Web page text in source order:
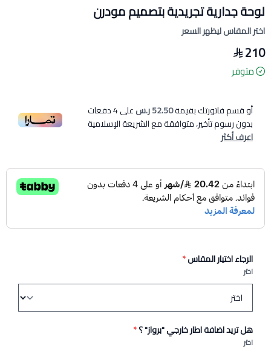
لوحة جدارية تجريدية بتصميم مودرن
اختر المقاس ليظهر السعر
210
متوفر
أو قسم فاتورتك بقيمة52.50 ر.س على4دفعات
بدون رسوم تأخير، متوافقة مع الشريعة الإسلامية
اعرف أكثر
الرجاء اختيار المقاس*
اختر
هل تريد اضافة اطار خارجي "برواز" ؟*
اختر